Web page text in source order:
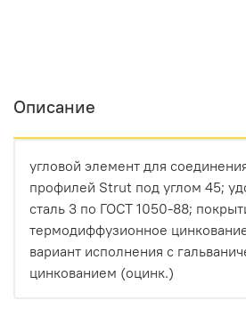
Описание
угловой элемент для
профилей Strut под углом 45;
сталь 3 по ГОСТ 1050-88;
термодиффузионное
вариант исполнения с
цинкованием (оцинк.)